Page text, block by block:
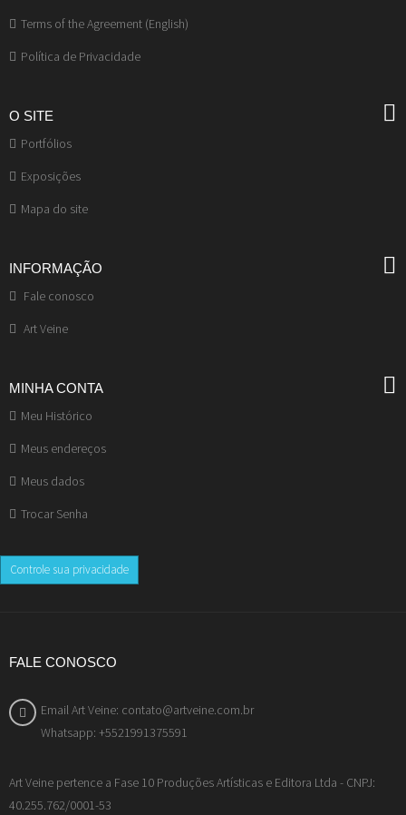
Terms of the Agreement (English)
Política de Privacidade
O SITE
Portfólios
Exposições
Mapa do site
INFORMAÇÃO
Fale conosco
Art Veine
MINHA CONTA
Meu Histórico
Meus endereços
Meus dados
Trocar Senha
Controle sua privacidade
FALE CONOSCO
Email Art Veine: contato@artveine.com.br
Whatsapp: +5521991375591
Art Veine pertence a Fase 10 Produções Artísticas e Editora Ltda - CNPJ:
40.255.762/0001-53